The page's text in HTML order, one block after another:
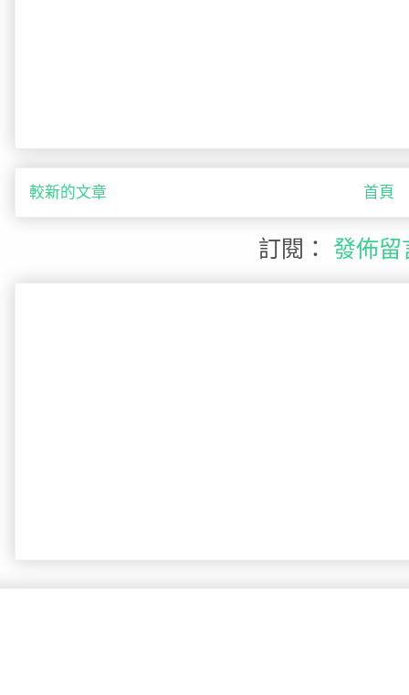
較新的文章 首頁
訂閱： 發佈留